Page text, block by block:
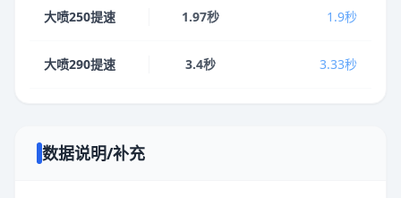
大喷250提速 1.97秒 1.9秒
大喷290提速 3.4秒 3.33秒
数据说明/补充